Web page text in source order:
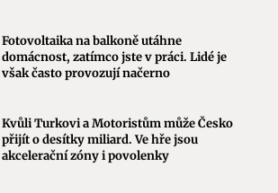
Fotovoltaika na balkoně utáhne
domácnost, zatímco jste v práci. Lidé je
však často provozují načerno
Kvůli Turkovi a Motoristům může Česko
přijít o desítky miliard. Ve hře jsou
akcelerační zóny i povolenky